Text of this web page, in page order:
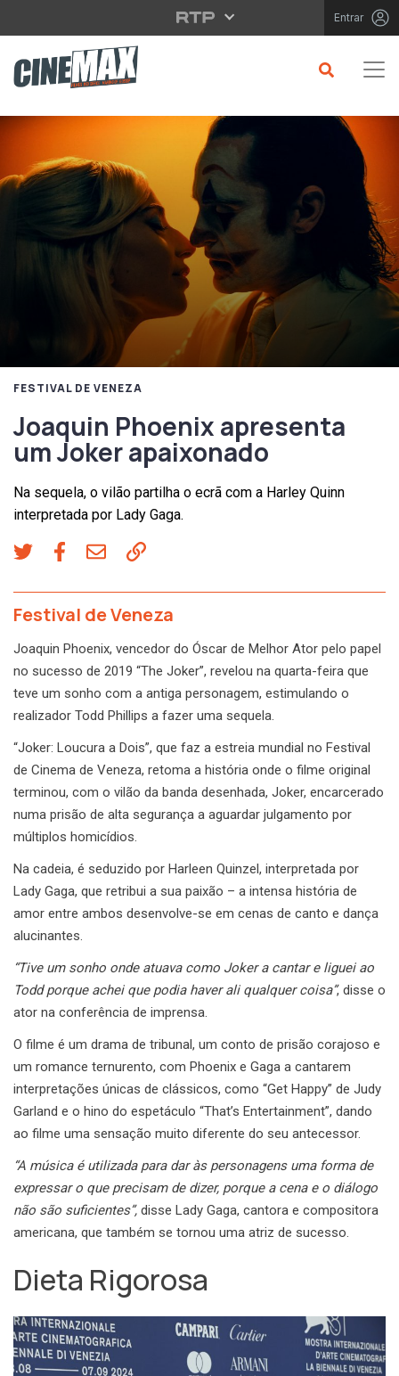
Saltar para o conteúdo principal Entrar
FESTIVAL DE VENEZA
Joaquin Phoenix apresenta
um Joker apaixonado
Na sequela, o vilão partilha o ecrã com a Harley Quinn
interpretada por Lady Gaga.
Festival de Veneza
Joaquin Phoenix, vencedor do Óscar de Melhor Ator pelo papel
no sucesso de 2019 “The Joker”, revelou na quarta-feira que
teve um sonho com a antiga personagem, estimulando o
realizador Todd Phillips a fazer uma sequela.
“Joker: Loucura a Dois”, que faz a estreia mundial no Festival
de Cinema de Veneza, retoma a história onde o filme original
terminou, com o vilão da banda desenhada, Joker, encarcerado
numa prisão de alta segurança a aguardar julgamento por
múltiplos homicídios.
Na cadeia, é seduzido por Harleen Quinzel, interpretada por
Lady Gaga, que retribui a sua paixão – a intensa história de
amor entre ambos desenvolve-se em cenas de canto e dança
alucinantes.
“Tive um sonho onde atuava como Joker a cantar e liguei ao
Todd porque achei que podia haver ali qualquer coisa”, disse o
ator na conferência de imprensa.
O filme é um drama de tribunal, um conto de prisão corajoso e
um romance ternurento, com Phoenix e Gaga a cantarem
interpretações únicas de clássicos, como “Get Happy” de Judy
Garland e o hino do espetáculo “That’s Entertainment”, dando
ao filme uma sensação muito diferente do seu antecessor.
“A música é utilizada para dar às personagens uma forma de
expressar o que precisam de dizer, porque a cena e o diálogo
não são suficientes”, disse Lady Gaga, cantora e compositora
americana, que também se tornou uma atriz de sucesso.
Dieta Rigorosa